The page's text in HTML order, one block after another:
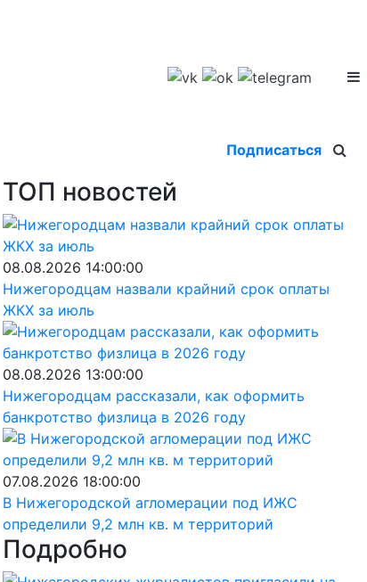
Подписаться
ТОП новостей
08.08.2026 14:00:00
Нижегородцам назвали крайний срок оплаты
ЖКХ за июль
08.08.2026 13:00:00
Нижегородцам рассказали, как оформить
банкротство физлица в 2026 году
07.08.2026 18:00:00
В Нижегородской агломерации под ИЖС
определили 9,2 млн кв. м территорий
Подробно